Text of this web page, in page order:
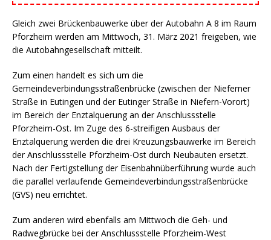
Gleich zwei Brückenbauwerke über der Autobahn A 8 im Raum
Pforzheim werden am Mittwoch, 31. März 2021 freigeben, wie
die Autobahngesellschaft mitteilt.
Zum einen handelt es sich um die
Gemeindeverbindungsstraßenbrücke (zwischen der Nieferner
Straße in Eutingen und der Eutinger Straße in Niefern-Vorort)
im Bereich der Enztalquerung an der Anschlussstelle
Pforzheim-Ost. Im Zuge des 6-streifigen Ausbaus der
Enztalquerung werden die drei Kreuzungsbauwerke im Bereich
der Anschlussstelle Pforzheim-Ost durch Neubauten ersetzt.
Nach der Fertigstellung der Eisenbahnüberführung wurde auch
die parallel verlaufende Gemeindeverbindungsstraßenbrücke
(GVS) neu errichtet.
Zum anderen wird ebenfalls am Mittwoch die Geh- und
Radwegbrücke bei der Anschlussstelle Pforzheim-West